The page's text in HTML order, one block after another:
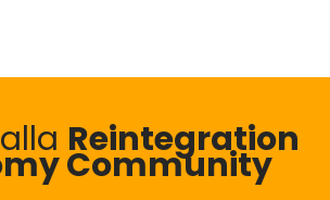
Reintegration
Community